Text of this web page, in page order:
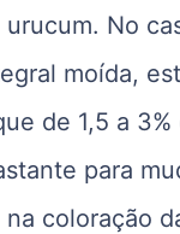
No
moída,
de 1,5 a
para
coloração